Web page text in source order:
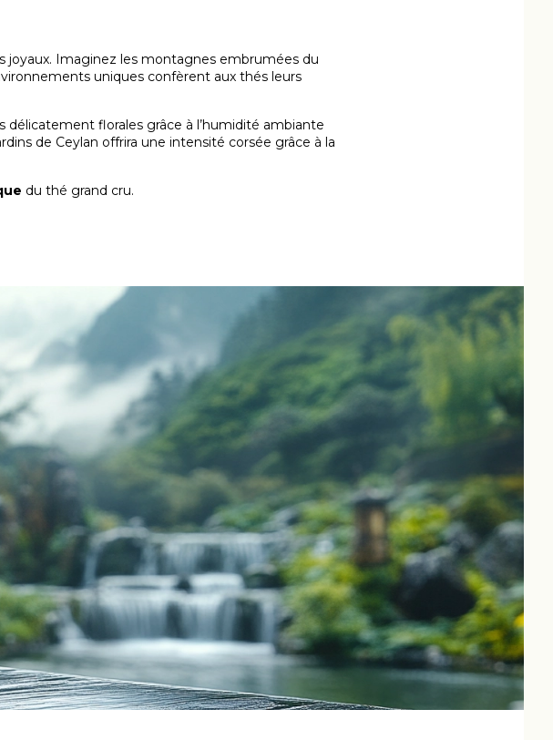
joyaux. Imaginez les montagnes embrumées du
uniques confèrent aux thés leurs
délicatement florales grâce à l’humidité ambiante
de Ceylan offrira une intensité corsée grâce à la
du thé grand cru.